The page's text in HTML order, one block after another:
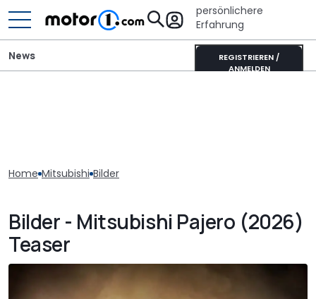
persönlichere
Erfahrung
REGISTRIEREN /
ANMELDEN
News
Home Mitsubishi Bilder
Bilder - Mitsubishi Pajero (2026)
Teaser